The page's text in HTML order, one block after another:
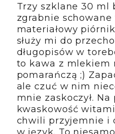
Trzy szklane 30 ml
zgrabnie
materiałowy
służy mi do
długopisów w
to kawa z mlekiem
pomarańczą ;)
ale czuć w nim
mnie zaskoczył.
kwaskowość
chwili przyjemnie i